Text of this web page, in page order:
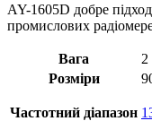
AY-1605D добре
промислових
Вага
2
Розміри
Частотний діапазон